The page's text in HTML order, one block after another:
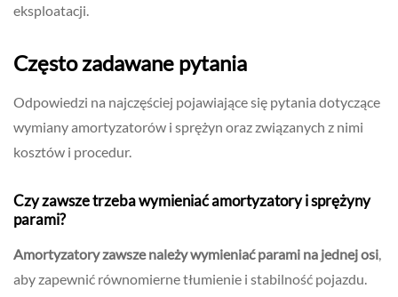
eksploatacji.
Często zadawane pytania
Odpowiedzi na najczęściej pojawiające się pytania dotyczące
wymiany amortyzatorów i sprężyn oraz związanych z nimi
kosztów i procedur.
Czy zawsze trzeba wymieniać amortyzatory i sprężyny
parami?
Amortyzatory zawsze należy wymieniać parami na jednej osi
aby zapewnić równomierne tłumienie i stabilność pojazdu.